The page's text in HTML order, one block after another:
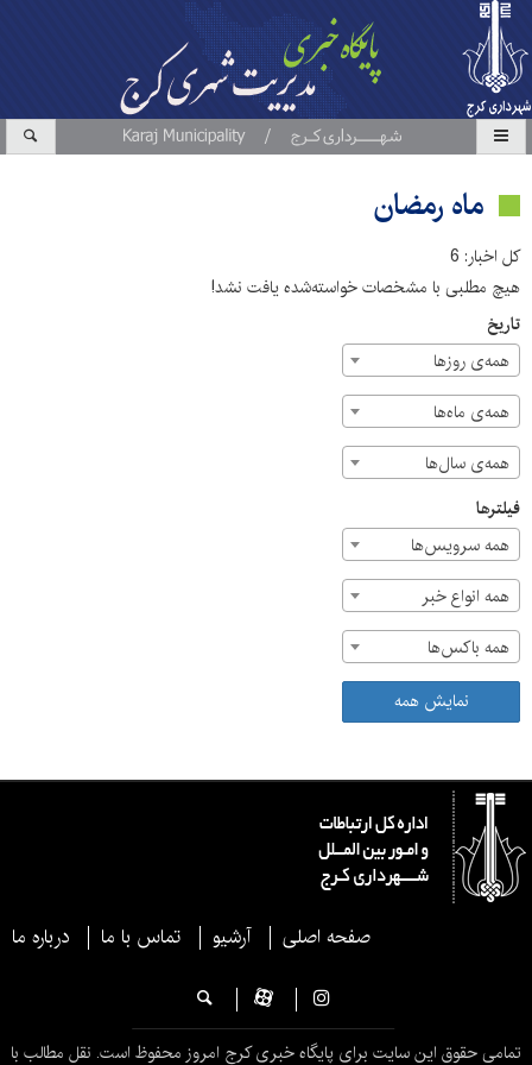
ماه رمضان
کل اخبار: 6
هیچ مطلبی با مشخصات خواسته‌شده یافت نشد!
تاریخ
همه‌ی روزها
همه‌ی ماه‌ها
همه‌ی سال‌ها
فیلترها
همه سرویس‌ها
همه انواع خبر
همه باکس‌ها
نمایش همه
صفحه اصلی آرشیو تماس با ما درباره ما
تمامی حقوق این سایت برای پایگاه خبری کرج امروز محفوظ است. نقل مطالب با